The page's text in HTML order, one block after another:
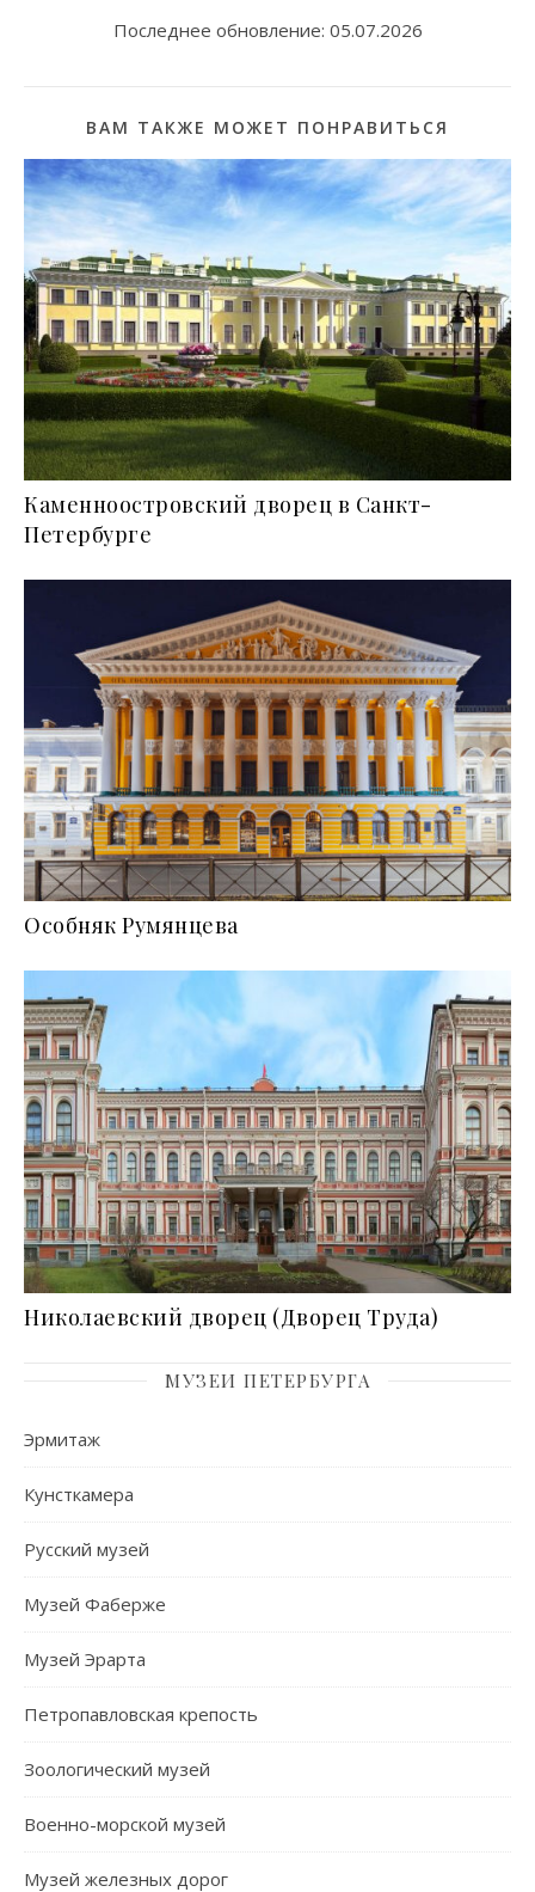
Последнее обновление: 05.07.2026
ВАМ ТАКЖЕ МОЖЕТ ПОНРАВИТЬСЯ
Каменноостровский дворец в Санкт-
Петербурге
Особняк Румянцева
Николаевский дворец (Дворец Труда)
МУЗЕИ ПЕТЕРБУРГА
Эрмитаж
Кунсткамера
Русский музей
Музей Фаберже
Музей Эрарта
Петропавловская крепость
Зоологический музей
Военно-морской музей
Музей железных дорог